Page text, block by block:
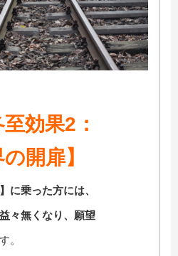
至効果2：
の開扉】
に乗った方には、
々無くなり、願望
。